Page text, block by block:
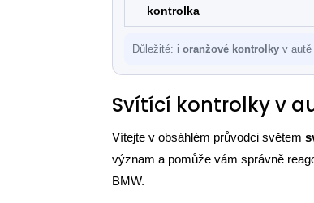
kontrolka
Důležité: i oranžové kontrolky v
Svítící kontrolky v
Vítejte v obsáhlém průvodci světem
význam a pomůže vám správně
BMW.